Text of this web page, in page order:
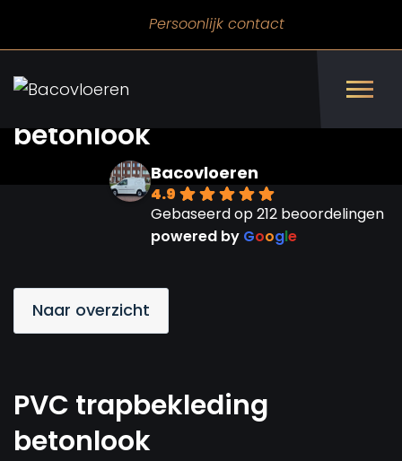
Persoonlijk contact
PVC trapbekleding
betonlook
Bacovloeren
4.9
Gebaseerd op 212 beoordelingen
powered by Google
Naar overzicht
PVC trapbekleding
betonlook